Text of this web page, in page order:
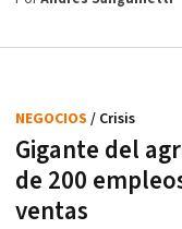
Gigante del
de 200
ventas
NEGOCIOS / Crisis